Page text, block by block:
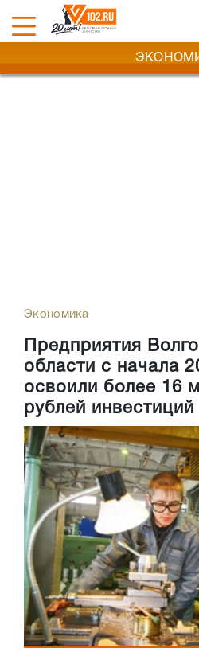
Экономика
Предприятия
области с начала
освоили более 16
рублей инвестиций